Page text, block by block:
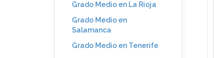
Grado Medio en La Rioja
Grado Medio en
Salamanca
Grado Medio en Tenerife